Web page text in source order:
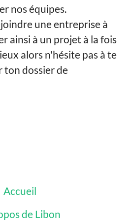
nos équipes.
une entreprise à
ainsi à un projet à la fois
alors n'hésite pas à te
ton dossier de
Accueil
de Libon